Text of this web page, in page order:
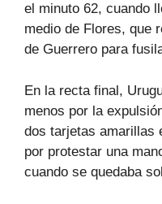
el minuto 62, cuando
medio de Flores, que
de Guerrero para
En la recta final,
menos por la
dos tarjetas amarillas
por protestar una
cuando se quedaba